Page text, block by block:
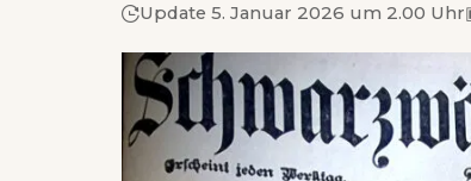
Update 5. Januar 2026 um 2.00 Uhr